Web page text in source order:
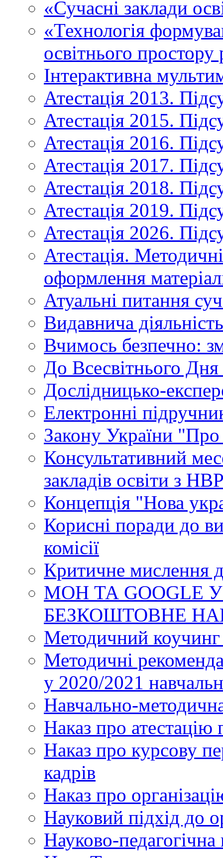
«Сучасні заклади
«Технологія
освітнього простору
Інтерактивна
Атестація 2013.
Атестація 2015.
Атестація 2016.
Атестація 2017.
Атестація 2018.
Атестація 2019.
Атестація 2026.
Атестація.
оформлення
Атуальні питання
Видавнича діяльність
Вчимось безпечно:
До Всесвітнього Дня
Дослідницько-
Електронні
Закону України "Про
Консультативний
закладів освіти з
Концепція "Нова
Корисні поради до
комісії
Критичне мислення
МОН ТА GOOGLE
БЕЗКОШТОВНЕ
Методичний
Методичні
у 2020/2021
Навчально-
Наказ про атестацію
Наказ про курсову
кадрів
Наказ про
Науковий підхід до
Науково-